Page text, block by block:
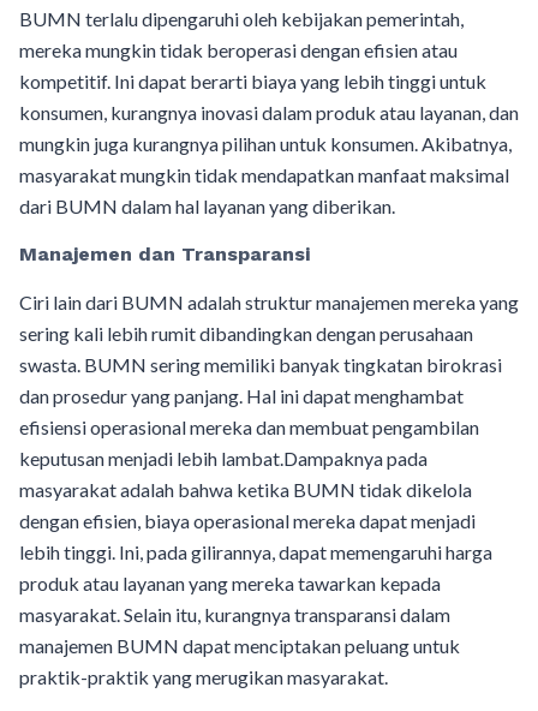
BUMN terlalu dipengaruhi oleh kebijakan pemerintah,
mereka mungkin tidak beroperasi dengan efisien atau
kompetitif. Ini dapat berarti biaya yang lebih tinggi untuk
konsumen, kurangnya inovasi dalam produk atau layanan, dan
mungkin juga kurangnya pilihan untuk konsumen. Akibatnya,
masyarakat mungkin tidak mendapatkan manfaat maksimal
dari BUMN dalam hal layanan yang diberikan.
Manajemen dan Transparansi
Ciri lain dari BUMN adalah struktur manajemen mereka yang
sering kali lebih rumit dibandingkan dengan perusahaan
swasta. BUMN sering memiliki banyak tingkatan birokrasi
dan prosedur yang panjang. Hal ini dapat menghambat
efisiensi operasional mereka dan membuat pengambilan
keputusan menjadi lebih lambat.Dampaknya pada
masyarakat adalah bahwa ketika BUMN tidak dikelola
dengan efisien, biaya operasional mereka dapat menjadi
lebih tinggi. Ini, pada gilirannya, dapat memengaruhi harga
produk atau layanan yang mereka tawarkan kepada
masyarakat. Selain itu, kurangnya transparansi dalam
manajemen BUMN dapat menciptakan peluang untuk
praktik-praktik yang merugikan masyarakat.